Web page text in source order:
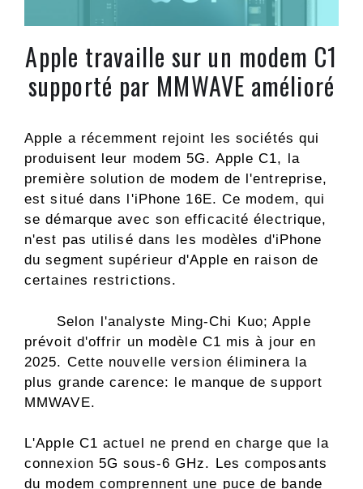
Apple travaille sur un modem C1
supporté par MMWAVE amélioré
Apple a récemment rejoint les sociétés qui
produisent leur modem 5G. Apple C1, la
première solution de modem de l'entreprise,
est situé dans l'iPhone 16E. Ce modem, qui
se démarque avec son efficacité électrique,
n'est pas utilisé dans les modèles d'iPhone
du segment supérieur d'Apple en raison de
certaines restrictions.
Selon l'analyste Ming-Chi Kuo; Apple
prévoit d'offrir un modèle C1 mis à jour en
2025. Cette nouvelle version éliminera la
plus grande carence: le manque de support
MMWAVE.
L'Apple C1 actuel ne prend en charge que la
connexion 5G sous-6 GHz. Les composants
du modem comprennent une puce de bande